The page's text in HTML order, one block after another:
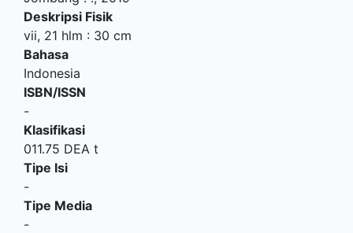
Deskripsi Fisik
vii, 21 hlm : 30 cm
Bahasa
Indonesia
ISBN/ISSN
-
Klasifikasi
011.75 DEA t
Tipe Isi
-
Tipe Media
-